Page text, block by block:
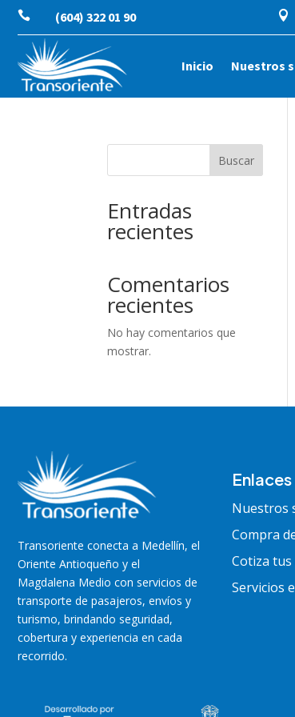
 (604) 322 01 90 
Inicio Nuestros
Buscar
Entradas
recientes
Comentarios
recientes
No hay comentarios que
mostrar.
Transoriente conecta a Medellín, el
Oriente Antioqueño y el
Magdalena Medio con servicios de
transporte de pasajeros, envíos y
turismo, brindando seguridad,
cobertura y experiencia en cada
recorrido.
Nuestros
Compra
Cotiza tus
Servicios